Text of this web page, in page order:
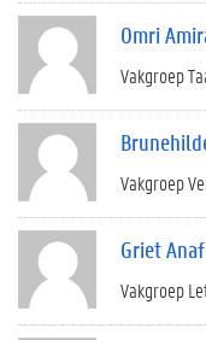
Omri
Vakgroep
Vakgroep
Griet Anaf
Vakgroep